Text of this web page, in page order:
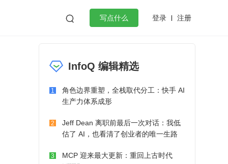
 写点什么 登录 注册
微服务架构 flutter
InfoQ 编辑精选
1
角色边界重塑，全栈取代分工：快手 AI
生产力体系成形
2
Jeff Dean 离职前最后一次对话：我低
估了 AI，也看清了创业者的唯一生路
3
MCP 迎来最大更新：重回上古时代